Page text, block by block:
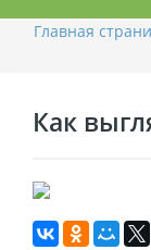
Главная
Как